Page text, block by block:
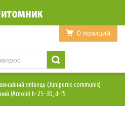
Войти Регистрация
0 позиций
ялівець (Juniperus communis)
(Arnold) h-25-30, d-15